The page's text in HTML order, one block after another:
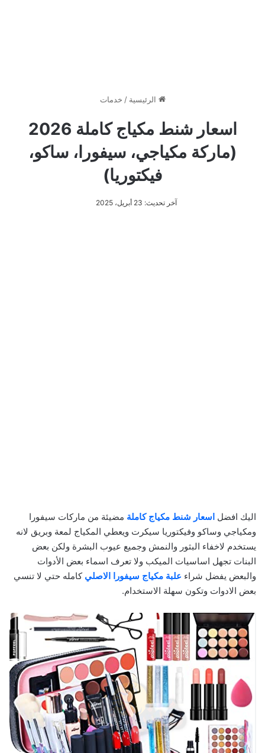
الرئيسية / خدمات
اسعار شنط مكياج كاملة 2026
(ماركة مكياجي، سيفورا، ساكو،
فيكتوريا)
آخر تحديث: 23 أبريل، 2025
اليك افضل اسعار شنط مكياج كاملة مضيئة من ماركات سيفورا
ومكياجي وساكو وفيكتوريا سيكرت ويعطي المكياج لمعة وبريق لانه
يستخدم لاخفاء البثور والنمش وجميع عيوب البشرة ولكن بعض
البنات تجهل اساسيات الميكب ولا تعرف اسماء بعض الأدوات
والبعض يفضل شراء علبة مكياج سيفورا الاصلي كامله حتي لا تنسي
بعض الادوات وتكون سهلة الاستخدام.